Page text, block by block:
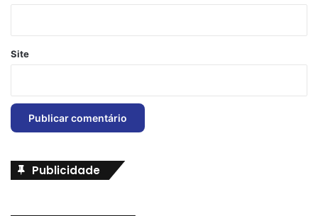
Site
Publicidade